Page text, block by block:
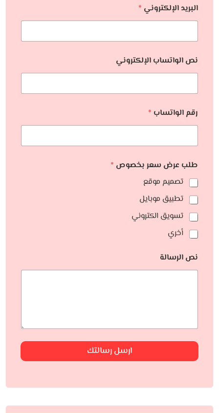
البريد الإلكتروني *
نص الواتساب الإلكتروني
رقم الواتساب *
طلب عرض سعر بخصوص *
تصميم موقع
تطبيق موبايل
تسويق الكتروني
أخري
نص الرسالة
ارسل رسالتك